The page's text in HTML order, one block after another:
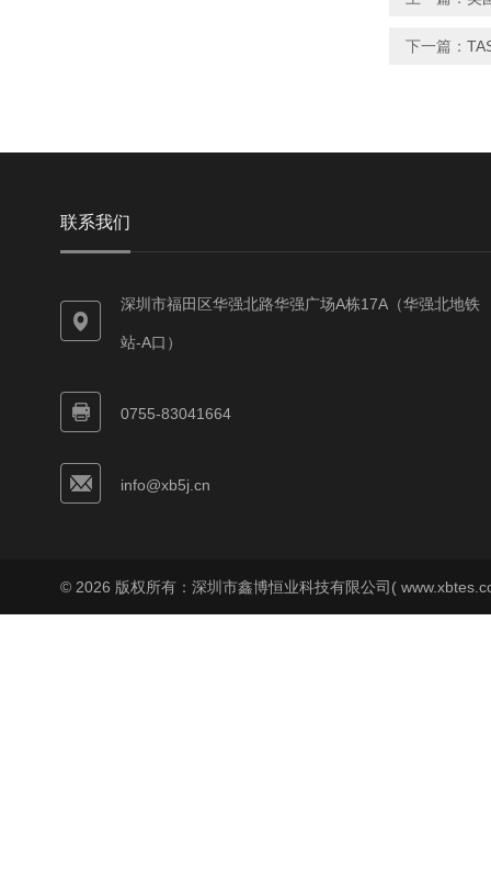
下一篇：
联系我们
深圳市福田区华强北路华强广场A栋17A（华强北地铁
站-A口）
0755-83041664
info@xb5j.cn
© 2026 版权所有：深圳市鑫博恒业科技有限公司(